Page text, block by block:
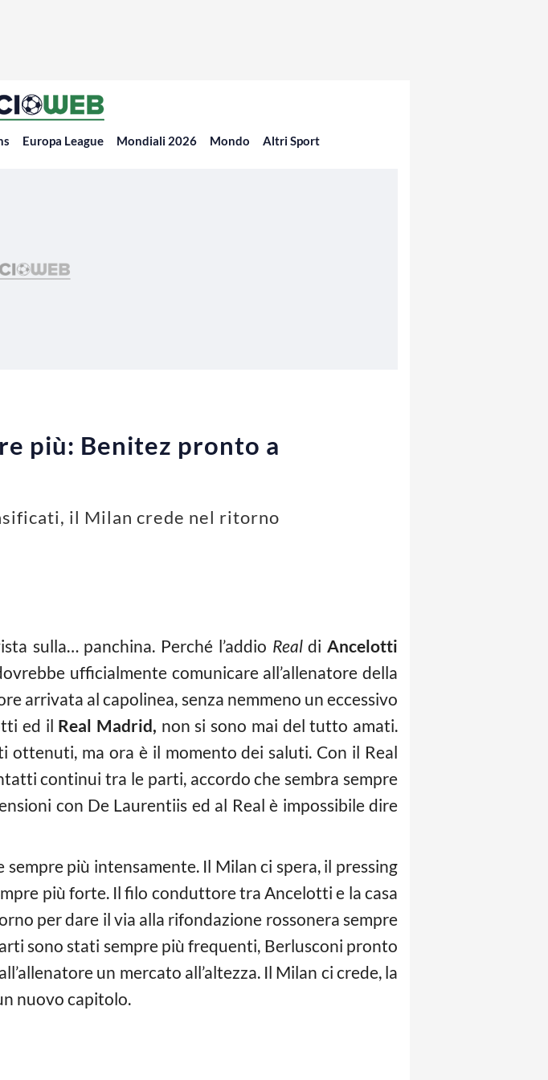
Europa League Mondiali 2026 Mondo Altri Sport
più: Benitez pronto a
il Milan crede nel ritorno
sulla… panchina. Perché l’addio RealdiAncelotti
ufficialmente comunicare all’allenatore della
arrivata al capolinea, senza nemmeno un eccessivo
ed il Real Madrid, non si sono mai del tutto amati.
ottenuti, ma ora è il momento dei saluti. Con il Real
continui tra le parti, accordo che sembra sempre
con De Laurentiis ed al Real è impossibile dire
più intensamente. Il Milan ci spera, il pressing
più forte. Il filo conduttore tra Ancelotti e la casa
per dare il via alla rifondazione rossonera sempre
sono stati sempre più frequenti, Berlusconi pronto
un mercato all’altezza. Il Milan ci crede, la
nuovo capitolo.